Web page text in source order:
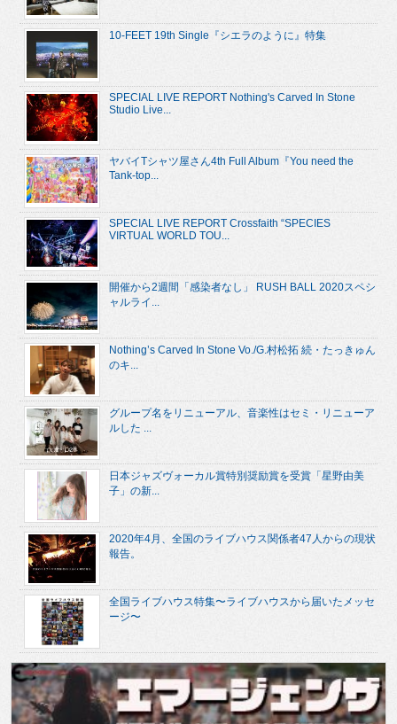
10-FEET 19th Single『シエラのように』特集
SPECIAL LIVE REPORT Nothing's Carved In Stone
Studio Live...
ヤバイTシャツ屋さん4th Full Album『You need the
Tank-top...
SPECIAL LIVE REPORT Crossfaith “SPECIES
VIRTUAL WORLD TOU...
開催から2週間「感染者なし」 RUSH BALL 2020スペシ
ャルライ...
Nothing’s Carved In Stone Vo./G.村松拓 続・たっきゅん
のキ...
グループ名をリニューアル、音楽性はセミ・リニューア
ルした ...
日本ジャズヴォーカル賞特別奨励賞を受賞「星野由美
子」の新...
2020年4月、全国のライブハウス関係者47人からの現状
報告。
全国ライブハウス特集〜ライブハウスから届いたメッセ
ージ〜